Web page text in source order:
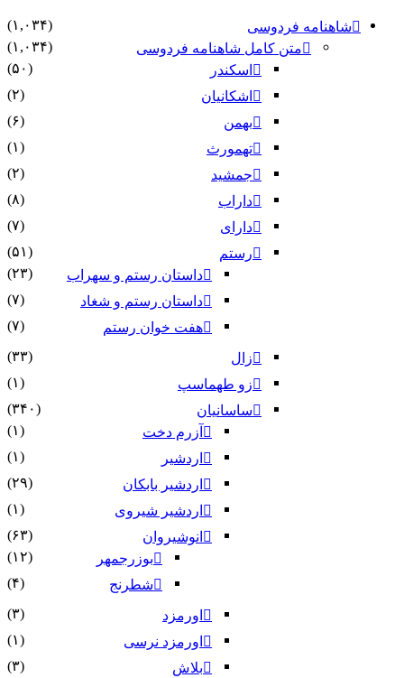
شاهنامه فردوسی
(۱,۰۳۴)
متن کامل شاهنامه فردوسی
(۱,۰۳۴)
اسکندر
(۵۰)
اشکانیان
(۲)
بهمن
(۶)
تهمورث
(۱)
جمشید
(۲)
داراب
(۸)
دارای
(۷)
رستم
(۵۱)
داستان رستم و سهراب
(۲۳)
داستان رستم و شغاد
(۷)
هفت خوان رستم‏
(۷)
زال
(۳۳)
زو طهماسپ‏
(۱)
ساسانیان
(۳۴۰)
آزرم دخت
(۱)
اردشیر
(۱)
اردشیر بابکان
(۲۹)
اردشیر شیروی
(۱)
انوشیروان
(۶۳)
بوزرجمهر
(۱۲)
شطرنج
(۴)
اورمزد
(۳)
اورمزد نرسى‏
(۱)
بلاش
(۳)